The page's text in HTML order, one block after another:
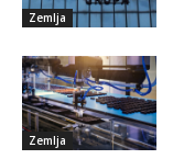
Zemlja
Zemlja